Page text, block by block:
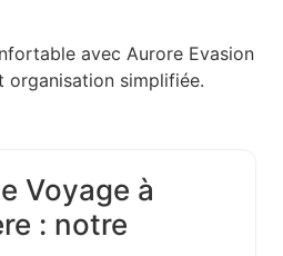
avec Aurore Evasion
organisation simplifiée.
Voyage à
: notre